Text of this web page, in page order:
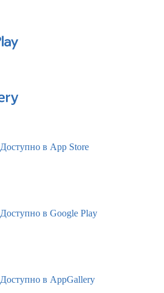
Доступно в App Store
Доступно в Google Play
Доступно в AppGallery